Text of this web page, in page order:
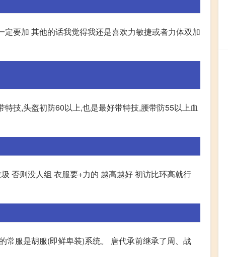
要加 其他的话我觉得我还是喜欢力敏捷或者力体双加
技,头盔初防60以上,也是最好带特技,腰带防55以上血
否则没人组 衣服要+力的 越高越好 初访比环高就行
常服是胡服(即鲜卑装)系统。 唐代承前继承了周、战